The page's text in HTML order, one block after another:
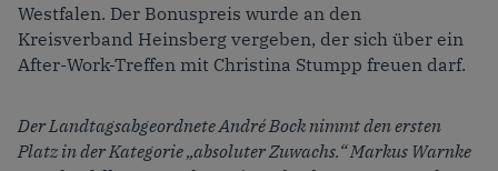
Westfalen. Der Bonuspreis wurde an den
Kreisverband Heinsberg vergeben, der sich über ein
After-Work-Treffen mit Christina Stumpp freuen darf.
Der Landtagsabgeordnete André Bock nimmt den ersten
Platz in der Kategorie„absoluter Zuwachs.“Markus Warnke